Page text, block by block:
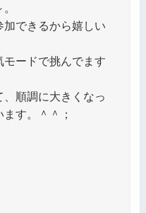
できるから嬉しい
ードで挑んでます
順調に大きくなっ
す。＾＾；